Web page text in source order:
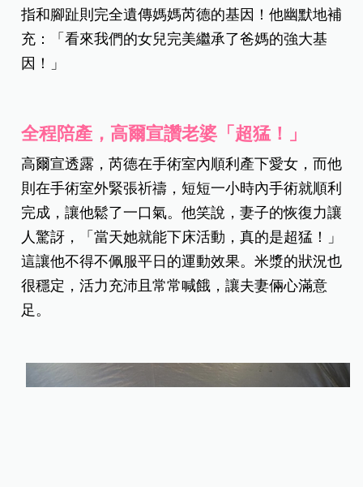
指和腳趾則完全遺傳媽媽芮德的基因！他幽默地補
充：「看來我們的女兒完美繼承了爸媽的強大基
因！」
全程陪產，高爾宣讚老婆「超猛！」
高爾宣透露，芮德在手術室內順利產下愛女，而他
則在手術室外緊張祈禱，短短一小時內手術就順利
完成，讓他鬆了一口氣。他笑說，妻子的恢復力讓
人驚訝，「當天她就能下床活動，真的是超猛！」
這讓他不得不佩服平日的運動效果。米漿的狀況也
很穩定，活力充沛且常常喊餓，讓夫妻倆心滿意
足。